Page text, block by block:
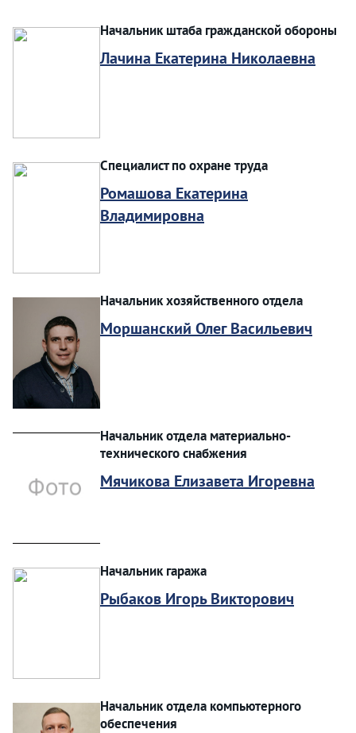
Начальник штаба гражданской обороны
Лачина Екатерина Николаевна
Специалист по охране труда
Ромашова Екатерина
Владимировна
Начальник хозяйственного отдела
Моршанский Олег Васильевич
Начальник отдела материально-
технического снабжения
Мячикова Елизавета Игоревна
Начальник гаража
Рыбаков Игорь Викторович
Начальник отдела компьютерного
обеспечения